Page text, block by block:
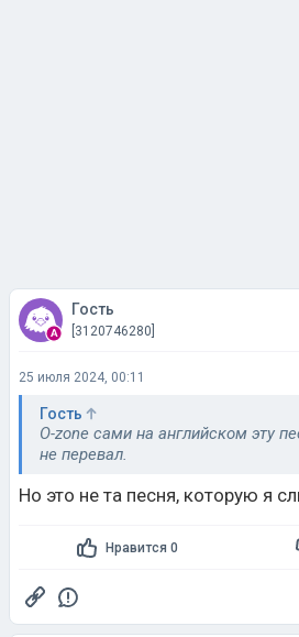
Гость
[3120746280]
25 июля 2024, 00:11
Гость
O-zone сами на английском эту
не перевал.
Но это не та песня, которую я
Нравится 0